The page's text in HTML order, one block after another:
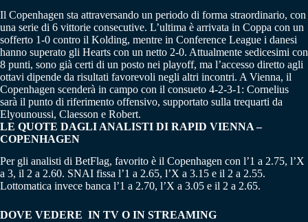
Il Copenhagen sta attraversando un periodo di forma straordinario, con
una serie di 6 vittorie consecutive. L’ultima è arrivata in Coppa con un
sofferto 1-0 contro il Kolding, mentre in Conference League i danesi
hanno superato gli Hearts con un netto 2-0. Attualmente sedicesimi con
8 punti, sono già certi di un posto nei playoff, ma l’accesso diretto agli
ottavi dipende da risultati favorevoli negli altri incontri. A Vienna, il
Copenhagen scenderà in campo con il consueto 4-2-3-1: Cornelius
sarà il punto di riferimento offensivo, supportato sulla trequarti da
Elyounoussi, Claesson e Robert.
LE QUOTE DAGLI ANALISTI DI RAPID VIENNA –
COPENHAGEN
Per gli analisti di BetFlag, favorito è il Copenhagen con l’1 a 2.75, l’X
a 3, il 2 a 2.60. SNAI fissa l’1 a 2.65, l’X a 3.15 e il 2 a 2.55.
Lottomatica invece banca l’1 a 2.70, l’X a 3.05 e il 2 a 2.65.
DOVE VEDERE IN TV O IN STREAMING